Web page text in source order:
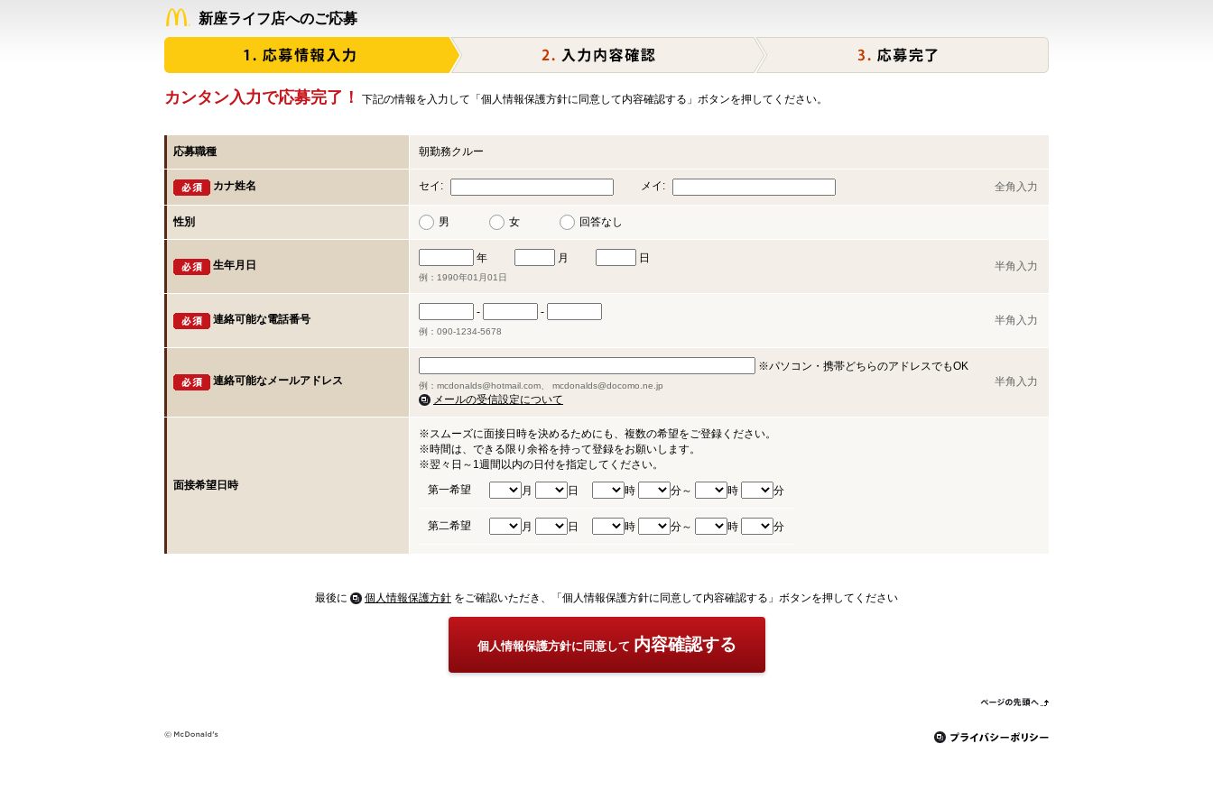
新座ライフ店へのご応募
カンタン入力で応募完了！ 下記の情報を入力して「個人情報保護方針に同意して内容確認する」ボタンを押してください。
応募職種 朝勤務クルー
カナ姓名 セイ: メイ: 全角入力
性別 男 女 回答なし
生年月日
年 月 日
例：1990年01月01日
半角入力
連絡可能な電話番号
- -
例：090-1234-5678
半角入力
連絡可能なメールアドレス
※パソコン・携帯どちらのアドレスでもOK
例：mcdonalds@hotmail.com、 mcdonalds@docomo.ne.jp
メールの受信設定について
半角入力
面接希望日時
※スムーズに面接日時を決めるためにも、複数の希望をご登録ください。
※時間は、できる限り余裕を持って登録をお願いします。
※翌々日～1週間以内の日付を指定してください。
第一希望
月 日 時 分～ 時 分
第二希望 月 日 時 分～ 時 分
最後に 個人情報保護方針 をご確認いただき、「個人情報保護方針に同意して内容確認する」ボタンを押してください
個人情報保護方針に同意して 内容確認する